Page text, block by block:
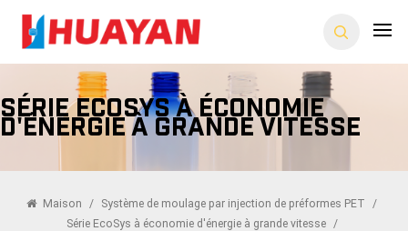
Série EcoSys À Économie
D'énergie À Grande Vitesse
Maison / Système de moulage par injection de préformes PET
/
Série EcoSys à économie d'énergie à grande vitesse
/